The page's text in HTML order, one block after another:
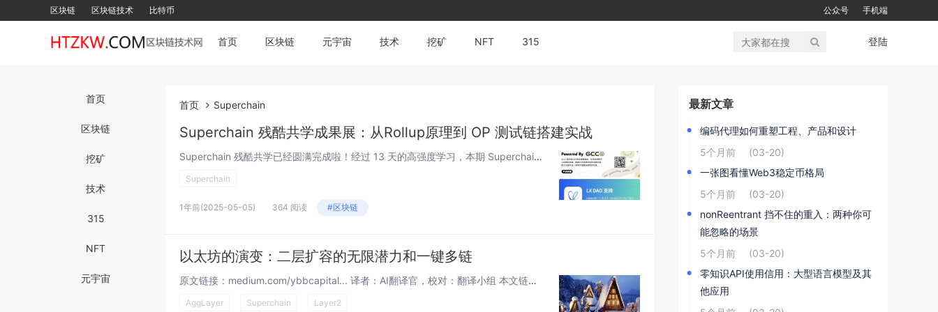
区块链 区块链技术 比特币 公众号 手机端
首页 区块链 元宇宙 技术 挖矿 NFT 315 登陆
首页
区块链
挖矿
技术
315
NFT
元宇宙
首页 Superchain
Superchain 残酷共学成果展：从Rollup原理到 OP 测试链搭建实战
Superchain 残酷共学已经圆满完成啦！经过 13 天的高强度学习，本期 Superchain 残酷共学活动圆满结束。共有 18 名同学参与，最终 11 人成功完成挑战，淘汰率达 38.9%。 🧑‍ 其中 2 位伙伴以全勤...
Superchain
1年前(2025-05-05) 364 阅读 #区块链
以太坊的演变：二层扩容的无限潜力和一键多链
原文链接：medium.com/ybbcapital... 译者：AI翻译官，校对：翻译小组 本文链接：learnblockchain.cn/article… 作者：YBB Capital 研究员 Ac...
AggLayer Superchain Layer2
最新文章
编码代理如何重塑工程、产品和设计
5个月前
(03-20)
一张图看懂Web3稳定币格局
5个月前
(03-20)
nonReentrant 挡不住的重入：两种你可
能忽略的场景
5个月前
(03-20)
零知识API使用信用：大型语言模型及其
他应用